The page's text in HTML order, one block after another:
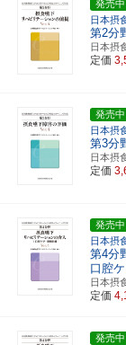
発売中
日本摂
第2分
日本摂
定価
発売中
日本摂
第3分
日本摂
定価
発売中
日本摂
第4分
口腔
日本摂
定価
発売中